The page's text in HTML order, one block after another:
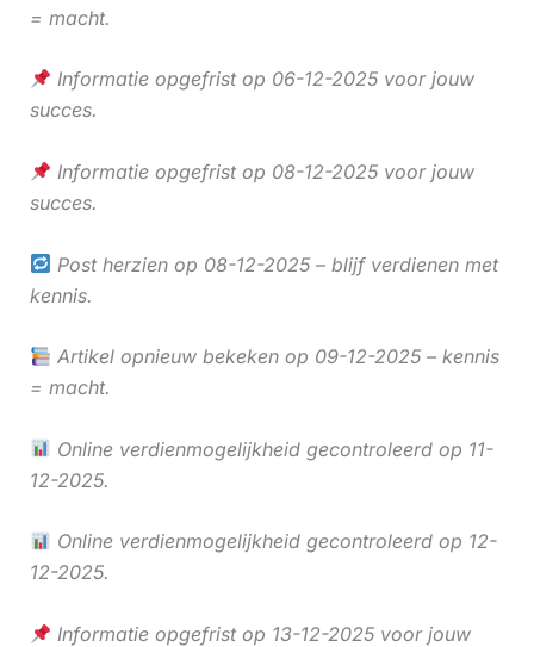
= macht.
Informatie opgefrist op 06-12-2025 voor jouw
succes.
Informatie opgefrist op 08-12-2025 voor jouw
succes.
Post herzien op 08-12-2025 – blijf verdienen met
kennis.
Artikel opnieuw bekeken op 09-12-2025 – kennis
= macht.
Online verdienmogelijkheid gecontroleerd op 11-
12-2025.
Online verdienmogelijkheid gecontroleerd op 12-
12-2025.
Informatie opgefrist op 13-12-2025 voor jouw